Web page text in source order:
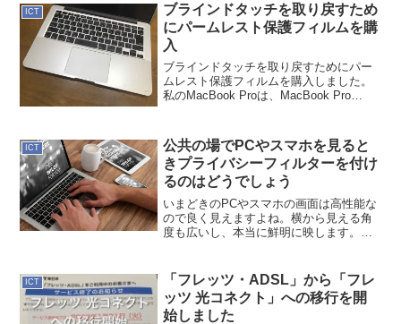
ICT
ブラインドタッチを取り戻すため
にパームレスト保護フィルムを購
入
ブラインドタッチを取り戻すためにパー
ムレスト保護フィルムを購入しました。
私のMacBook Proは、MacBook Pro
型...
ICT
公共の場でPCやスマホを見ると
きプライバシーフィルターを付け
るのはどうでしょう
いまどきのPCやスマホの画面は高性能な
ので良く見えますよね。横から見える角
度も広いし、本当に鮮明に映します。常
良く電車内で見るなぁと。チラ見でも結
構見ることが出来てし...
ICT
「フレッツ・ADSL」から「フレ
ッツ 光コネクト」への移行を開
始しました